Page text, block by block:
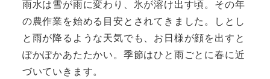
雨水は雪が雨に変わり、氷が溶け出す頃。その年
の農作業を始める目安とされてきました。しとし
と雨が降るような天気でも、お日様が顔を出すと
ぽかぽかあたたかい。季節はひと雨ごとに春に近
づいていきます。